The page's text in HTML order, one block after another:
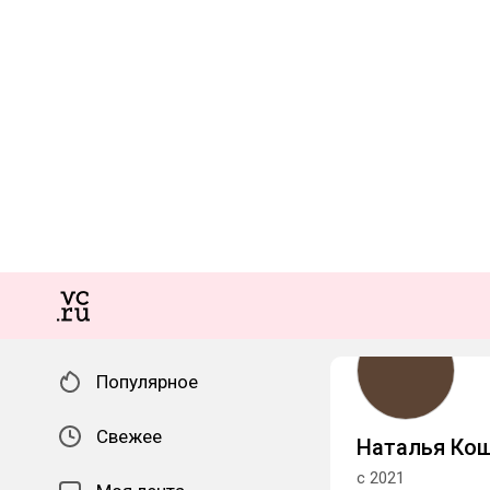
Популярное
Свежее Наталья
с 2021